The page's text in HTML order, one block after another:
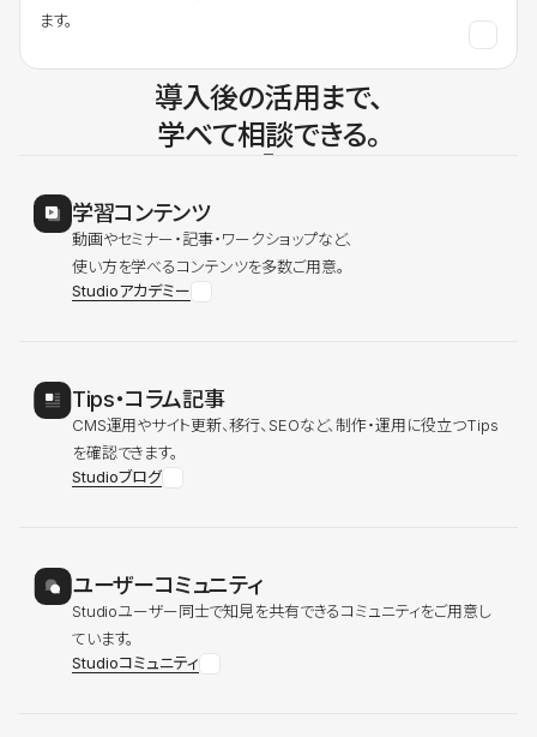
ます。
導入後の活用まで、
学べて相談できる。
学習コンテンツ
動画やセミナー・記事・ワークショップなど、
使い方を学べるコンテンツを多数ご用意。
Studioアカデミー
Tips・コラム記事
CMS運用やサイト更新、移行、SEOなど、制作・運用に役立つTips
を確認できます。
Studioブログ
ユーザーコミュニティ
Studioユーザー同士で知見を共有できるコミュニティをご用意し
ています。
Studioコミュニティ